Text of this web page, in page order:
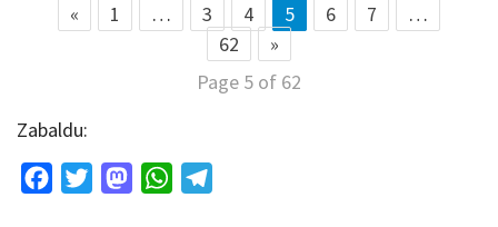
« 1 … 3 4 5 6 7
…
62
»
Page 5 of 62
Zabaldu:
FacebookTwitterMastodonWhatsApp